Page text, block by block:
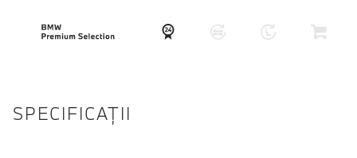
SPECIFICAŢII